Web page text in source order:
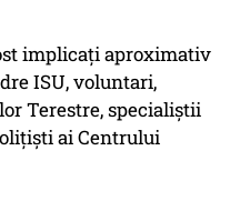
implicați aproximativ
ISU, voluntari,
Terestre, specialiștii
ai Centrului